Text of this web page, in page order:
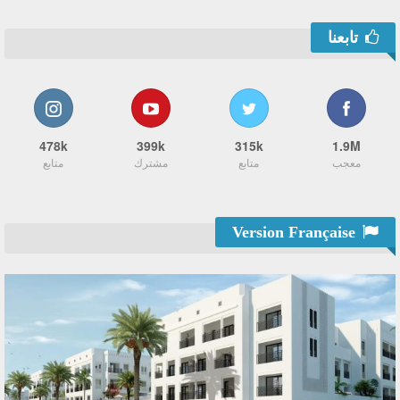
تابعنا
1.9M
معجب
315k
متابع
399k
مشترك
478k
متابع